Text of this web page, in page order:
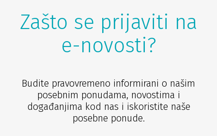
Zašto se prijaviti na
e-novosti?
Budite pravovremeno informirani o našim
posebnim ponudama, novostima i
događanjima kod nas i iskoristite naše
posebne ponude.